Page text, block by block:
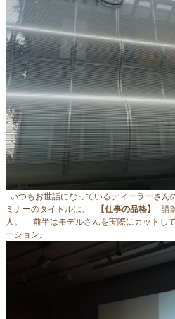
いつもお世話になっているディーラーさ
ミナーのタイトルは、
【仕事の品格】
講
人。 前半はモデルさんを実際にカットし
ーション。